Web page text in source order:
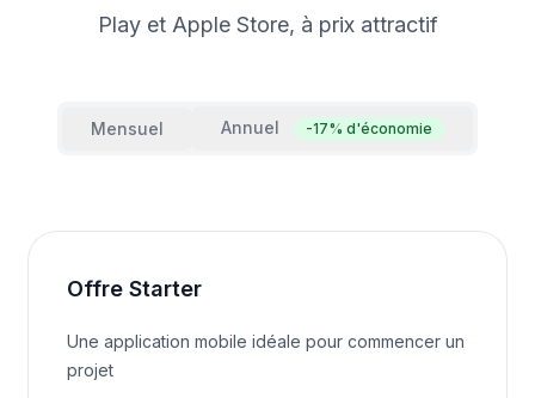
Play et Apple Store, à prix attractif
Mensuel Annuel -17% d'économie
Offre Starter
Une application mobile idéale pour commencer un
projet